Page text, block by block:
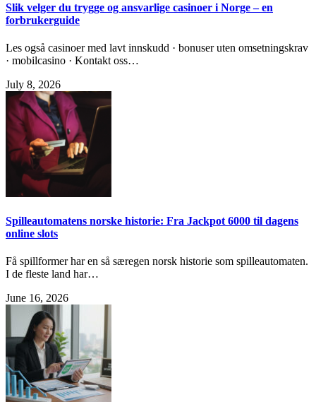
Slik velger du trygge og ansvarlige casinoer i Norge – en
forbrukerguide
Les også casinoer med lavt innskudd · bonuser uten omsetningskrav
· mobilcasino · Kontakt oss…
July 8, 2026
Spilleautomatens norske historie: Fra Jackpot 6000 til dagens
online slots
Få spillformer har en så særegen norsk historie som spilleautomaten.
I de fleste land har…
June 16, 2026